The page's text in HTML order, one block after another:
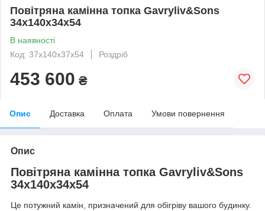
Повітряна камінна топка Gavryliv&Sons
34x140x34x54
В наявності
Код: 37х140х37х54
Роздріб
453 600 ₴
Опис Доставка Оплата Умови повернення
Опис
Повітряна камінна топка Gavryliv&Sons
34x140x34x54
Це потужний камін, призначений для обігріву вашого будинку.